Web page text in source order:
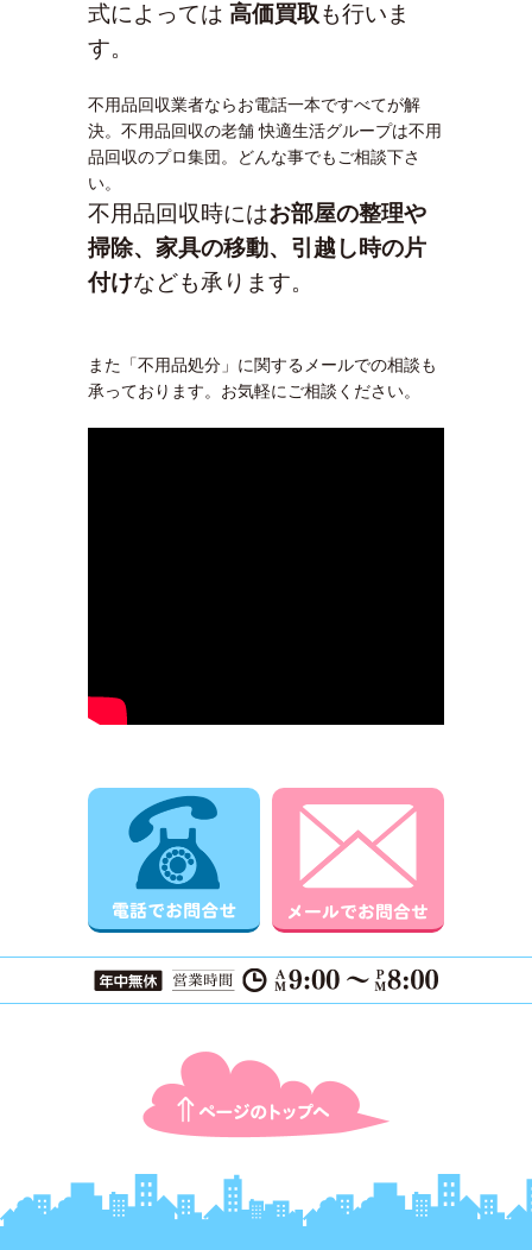
式によっては 高価買取 も行いま
す。
不用品回収業者ならお電話一本ですべてが解
決。不用品回収の老舗 快適生活グループは不用
品回収のプロ集団。どんな事でもご相談下さ
い。
不用品回収時にはお部屋の整理や
掃除、家具の移動、引越し時の片
付けなども承ります。
また「不用品処分」に関するメールでの相談も
承っております。お気軽にご相談ください。
電話でお問合せ